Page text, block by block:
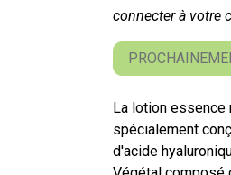
connecter à votre
La lotion essence
spécialement
d'acide